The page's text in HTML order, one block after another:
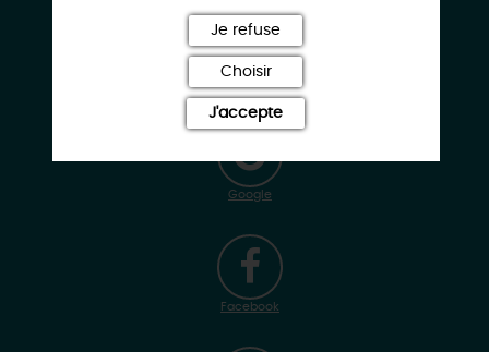
Google
Facebook
Je refuse
Choisir
J'accepte